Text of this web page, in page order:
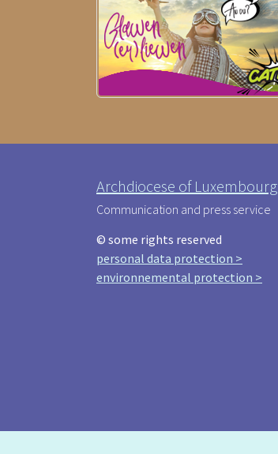
Archdiocese of Luxembourg
Communication and press service
© some rights reserved
personal data protection >
environnemental protection >